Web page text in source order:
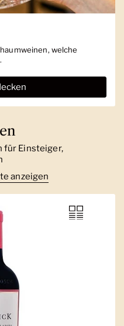
welche
für Einsteiger,
anzeigen